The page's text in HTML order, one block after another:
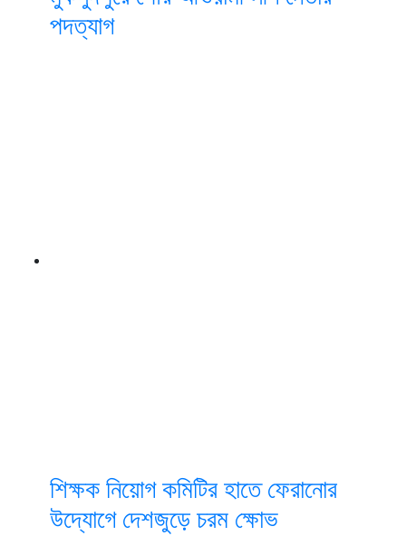
পদত্যাগ
শিক্ষক নিয়োগ কমিটির হাতে ফেরানোর
উদ্যোগে দেশজুড়ে চরম ক্ষোভ